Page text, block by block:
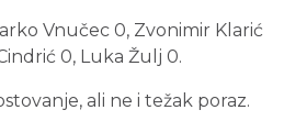
Vnučec 0, Zvonimir Klarić
0, Luka Žulj 0.
ali ne i težak poraz.